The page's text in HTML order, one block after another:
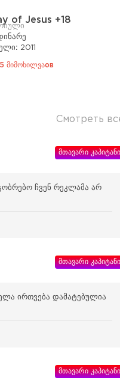
of Jesus +18
2011
5 მიმოხილვაов
Смотреть
მთავარი კაპიტანი
ჩვენ რეკლამა არ
მთავარი კაპიტანი
ირთვება დამატებულია
მთავარი კაპიტანი